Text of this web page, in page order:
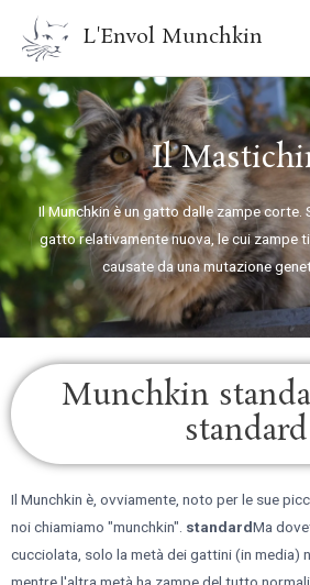
contenuto
L'Envol Munchkin
Il
Il Munchkin è un gatto dalle zampe corte.
gatto relativamente nuova, le cui zampe
causate da una mutazione
Munchkin
standard
Il Munchkin è, ovviamente, noto per le sue
noi chiamiamo "munchkin". standardMa
cucciolata, solo la metà dei gattini (in media)